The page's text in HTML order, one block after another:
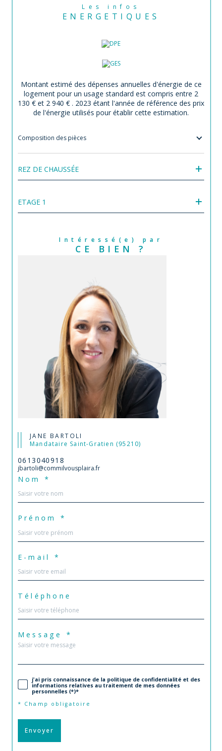
Les infos
ENERGETIQUES
Montant estimé des dépenses annuelles d'énergie de ce
logement pour un usage standard est compris entre 2
130 € et 2 940 € . 2023 étant l'année de référence des prix
de l'énergie utilisés pour établir cette estimation.
Composition des pièces
REZ DE CHAUSSÉE
ETAGE 1
Intéressé(e) par
CE BIEN ?
JANE BARTOLI
Mandataire Saint-Gratien (95210)
0613040918
jbartoli@commilvousplaira.fr
Nom *
Prénom *
E-mail *
Téléphone
Message *
j'ai pris connaissance de la politique de confidentialité et des
informations relatives au traitement de mes données
personnelles (*)*
* Champ obligatoire
Envoyer